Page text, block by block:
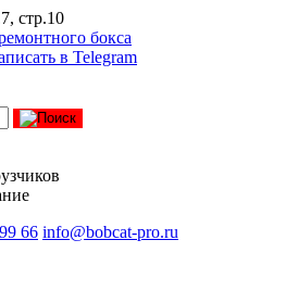
стр.10
66 info@bobcat-pro.ru